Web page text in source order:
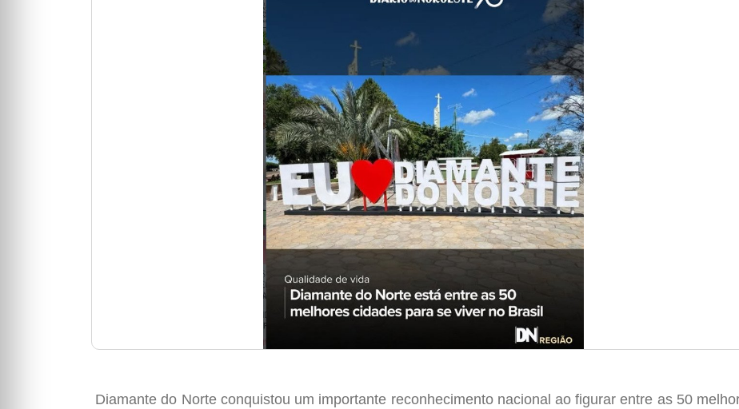
Diamante do Norte conquistou um importante reconhecimento nacional ao figurar entre as 50